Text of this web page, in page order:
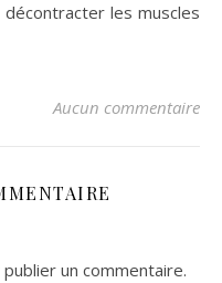
les muscles
Aucun commentaire
un commentaire.